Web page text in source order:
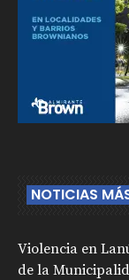
NOTICIAS
Violencia en
de la